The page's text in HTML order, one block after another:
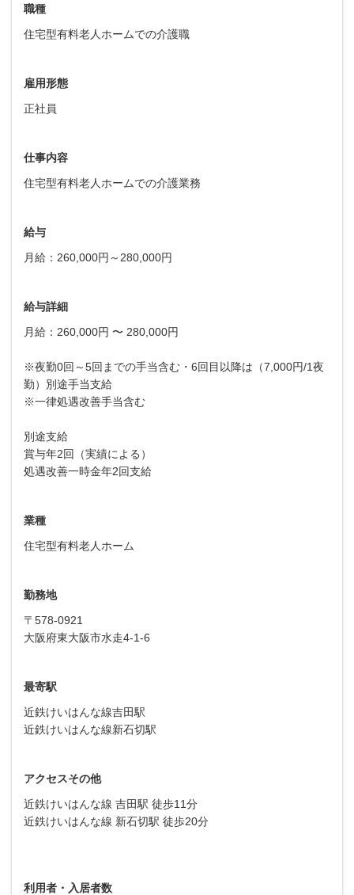
職種
住宅型有料老人ホームでの介護職
雇用形態
正社員
仕事内容
住宅型有料老人ホームでの介護業務
給与
月給：260,000円～280,000円
給与詳細
月給：260,000円 〜 280,000円
※夜勤0回～5回までの手当含む・6回目以降は（7,000円/1夜
勤）別途手当支給
※一律処遇改善手当含む
別途支給
賞与年2回（実績による）
処遇改善一時金年2回支給
業種
住宅型有料老人ホーム
勤務地
〒578-0921
大阪府東大阪市水走4-1-6
最寄駅
近鉄けいはんな線吉田駅
近鉄けいはんな線新石切駅
アクセスその他
近鉄けいはんな線 吉田駅 徒歩11分
近鉄けいはんな線 新石切駅 徒歩20分
利用者・入居者数